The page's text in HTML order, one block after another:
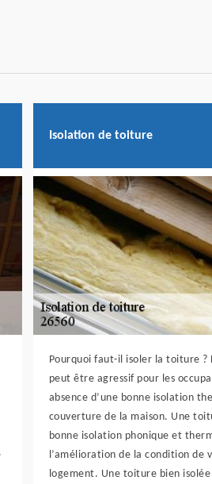
Isolation de toiture
Pourquoi faut-il isoler la toiture ?
peut être agressif pour les
absence d’une bonne isolation
couverture de la maison. Une
bonne isolation phonique et
l’amélioration de la condition de
logement. Une toiture bien